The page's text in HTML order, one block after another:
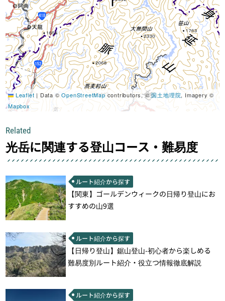
Leaflet | Data ©OpenStreetMapcontributors, ©国土地理院, Imagery ©
Mapbox
Related
光岳に関連する登山コース・難易度
ルート紹介から探す
【関東】ゴールデンウィークの日帰り登山にお
すすめの山9選
ルート紹介から探す
【日帰り登山】鋸山登山-初心者から楽しめる
難易度別ルート紹介・役立つ情報徹底解説
ルート紹介から探す